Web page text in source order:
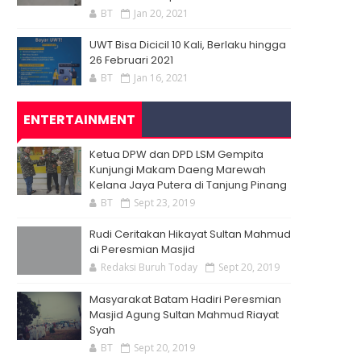
BT Jan 20, 2021
UWT Bisa Dicicil 10 Kali, Berlaku hingga
26 Februari 2021
BT Jan 16, 2021
ENTERTAINMENT
Ketua DPW dan DPD LSM Gempita
Kunjungi Makam Daeng Marewah
Kelana Jaya Putera di Tanjung Pinang
BT Sept 23, 2019
Rudi Ceritakan Hikayat Sultan Mahmud
di Peresmian Masjid
Redaksi Buruh Today Sept 20, 2019
Masyarakat Batam Hadiri Peresmian
Masjid Agung Sultan Mahmud Riayat
Syah
BT Sept 20, 2019